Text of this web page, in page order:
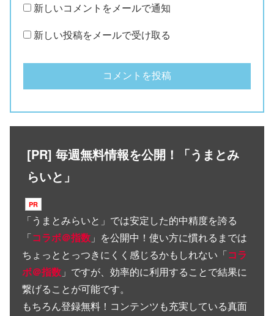
新しいコメントをメールで通知
新しい投稿をメールで受け取る
[PR] 毎週無料情報を公開！「うまとみ
らいと」
「うまとみらいと 」では安定した的中精度を誇る
「コラボ＠指数 」を公開中！使い方に慣れるまでは
ちょっととっつきにくく感じるかもしれない「コラ
ボ＠指数 」ですが、効率的に利用することで結果に
繋げることが可能です。
もちろん登録無料！コンテンツも充実している真面